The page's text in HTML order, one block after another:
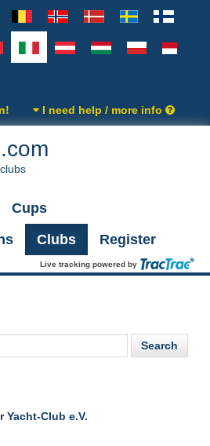
I need help / more info
Cups
Clubs Register
Live tracking powered by
Yacht-Club e.V.